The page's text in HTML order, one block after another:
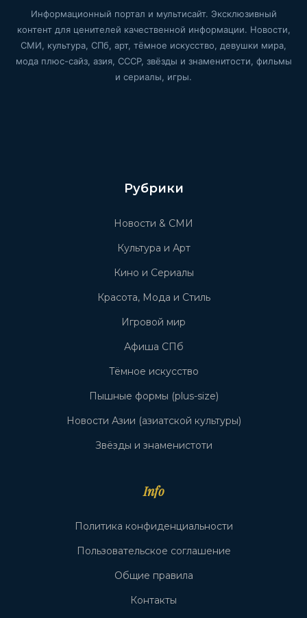
Информационный портал и мультисайт. Эксклюзивный
контент для ценителей качественной информации. Новости,
СМИ, культура, СПб, арт, тёмное искусство, девушки мира,
мода плюс-сайз, азия, СССР, звёзды и знаменитости, фильмы
и сериалы, игры.
Рубрики
Новости & СМИ
Культура и Арт
Кино и Сериалы
Красота, Мода и Стиль
Игровой мир
Афиша СПб
Тёмное искусство
Пышные формы (plus-size)
Новости Азии (азиатской культуры)
Звёзды и знаменистоти
Info
Политика конфиденциальности
Пользовательское соглашение
Общие правила
Контакты